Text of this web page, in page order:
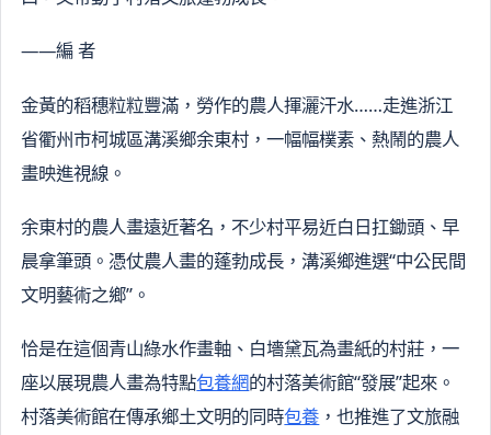
——編 者
金黃的稻穗粒粒豐滿，勞作的農人揮灑汗水……走進浙江
省衢州市柯城區溝溪鄉余東村，一幅幅樸素、熱鬧的農人
畫映進視線。
余東村的農人畫遠近著名，不少村平易近白日扛鋤頭、早
晨拿筆頭。憑仗農人畫的蓬勃成長，溝溪鄉進選“中公民間
文明藝術之鄉”。
恰是在這個青山綠水作畫軸、白墻黛瓦為畫紙的村莊，一
座以展現農人畫為特點包養網的村落美術館“發展”起來。
村落美術館在傳承鄉土文明的同時包養 ，也推進了文旅融